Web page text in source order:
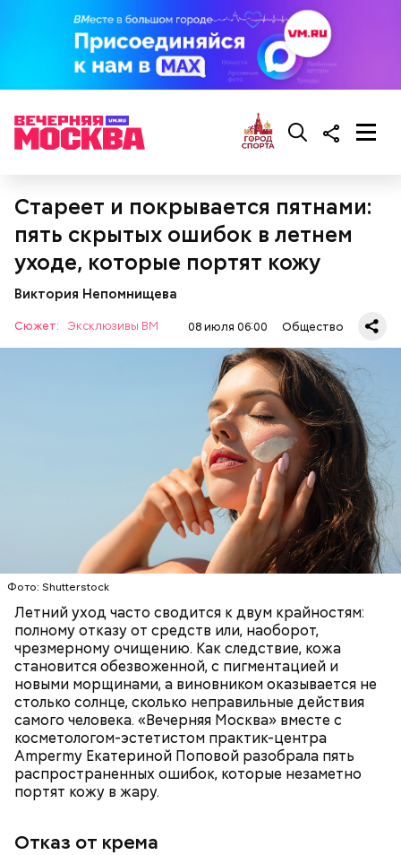
Стареет и покрывается пятнами:
пять скрытых ошибок в летнем
уходе, которые портят кожу
Виктория Непомнищева
Сюжет: Эксклюзивы ВМ 08 июля 06:00 Общество
Фото: Shutterstock
Летний уход часто сводится к двум крайностям:
полному отказу от средств или, наоборот,
чрезмерному очищению. Как следствие, кожа
становится обезвоженной, с пигментацией и
новыми морщинами, а виновником оказывается не
столько солнце, сколько неправильные действия
самого человека. «Вечерняя Москва» вместе с
косметологом-эстетистом практик-центра
Ampermy Екатериной Поповой разобрала пять
распространенных ошибок, которые незаметно
портят кожу в жару.
Отказ от крема
— Курица сначала обжаривается с небольшим
количеством масла и лука на сковороде. Затем ее
нужно отправить в глубокий противень. Сверху
кладем кабачки, нарезанные крупным кубиком, —
порекомендовал собеседник «ВМ».
Все в противне заливается сливками. По вкусу
можно добавить соль и перец. Сверху блюдо
присыпают свежим базиликом и отправляют в
Курица с кабачками по-тайски
Кроме того, специалист не советует покупать
дыню с вмятиной или перележавшую в магазине
долгое время:
— Есть опасность, что гнилостные процессы
распространились по всему плоду. Ей можно
отравиться.